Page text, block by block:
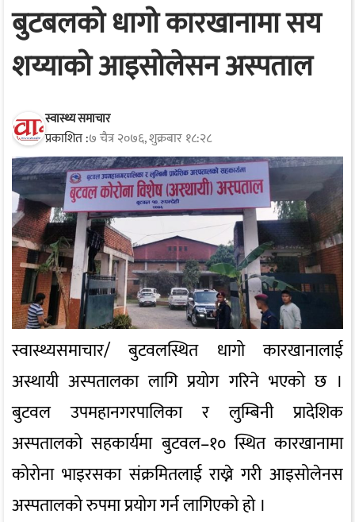
बुटबलको धागो कारखानामा सय
शय्याको आइसोलेसन अस्पताल
स्वास्थ्य समाचार
प्रकाशित :७ चैत्र २०७६, शुक्रबार १८:२८
स्वास्थ्यसमाचार/ बुटवलस्थित धागो कारखानालाई
अस्थायी अस्पतालका लागि प्रयोग गरिने भएको छ ।
बुटवल उपमहानगरपालिका र लुम्बिनी प्रादेशिक
अस्पतालको सहकार्यमा बुटवल–१० स्थित कारखानामा
कोरोना भाइरसका संक्रमितलाई राख्ने गरी आइसोलेनस
अस्पतालको रुपमा प्रयोग गर्न लागिएको हो ।